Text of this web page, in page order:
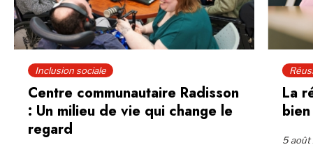
Inclusion sociale
Centre communautaire Radisson
: Un milieu de vie qui change le
regard
La
5 août